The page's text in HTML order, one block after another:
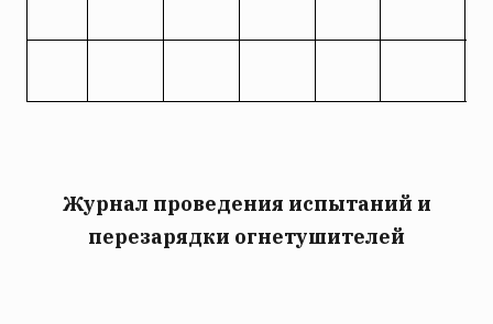
Журнал проведения испытаний и
перезарядки огнетушителей